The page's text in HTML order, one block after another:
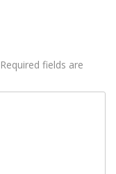
Required fields are